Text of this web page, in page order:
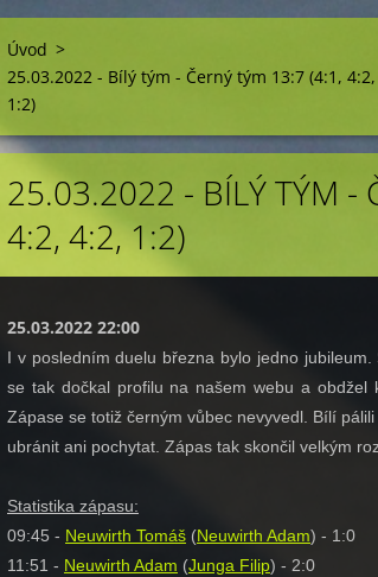
Úvod >
25.03.2022 - Bílý tým - Černý tým 13:7 (4:1,
1:2)
25.03.2022 - BÍLÝ TÝM -
4:2, 4:2, 1:2)
25.03.2022 22:00
I v posledním duelu března bylo jedno
se tak dočkal profilu na našem webu a obdžel
Zápase se totiž černým vůbec nevyvedl. Bílí
ubránit ani pochytat. Zápas tak skončil velkým
Statistika zápasu:
09:45 - Neuwirth Tomáš (Neuwirth Adam) - 1:0
11:51 - Neuwirth Adam (Junga Filip) - 2:0